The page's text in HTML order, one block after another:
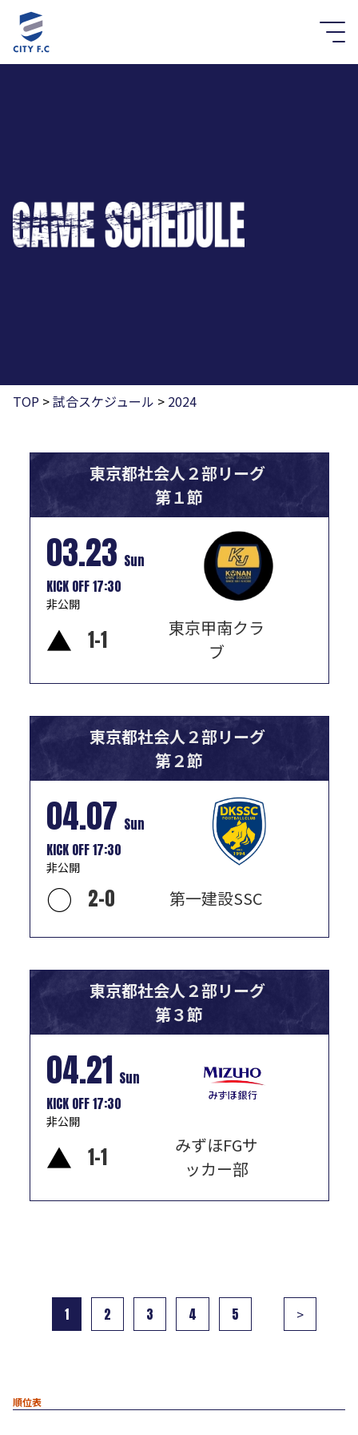
TOP >試合スケジュール > 2024
東京都社会人２部リーグ
第１節
03.23 Sun
KICK OFF 17:30
非公開
東京甲南クラ
ブ
▲ 1-1
東京都社会人２部リーグ
第２節
04.07 Sun
KICK OFF 17:30
非公開
第一建設SSC
○ 2-0
東京都社会人２部リーグ
第３節
04.21 Sun
KICK OFF 17:30
非公開
みずほFGサ
ッカー部
▲ 1-1
1 2 3 4 5 >
順位表